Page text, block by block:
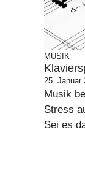
MUSIK
25. Januar
Musik
Stress
Sei es